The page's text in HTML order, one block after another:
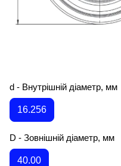
d - Внутрішній діаметр, мм
16.256
D - Зовнішній діаметр, мм
40.00